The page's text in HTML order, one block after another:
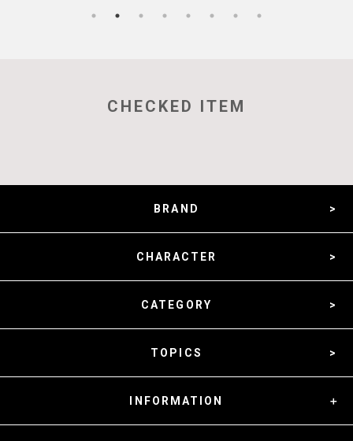
CHECKED ITEM
BRAND
CHARACTER
CATEGORY
TOPICS
INFORMATION